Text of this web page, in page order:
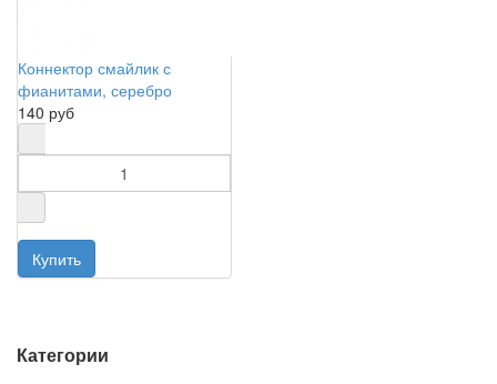
Коннектор смайлик с
фианитами, серебро
140 руб
Категории